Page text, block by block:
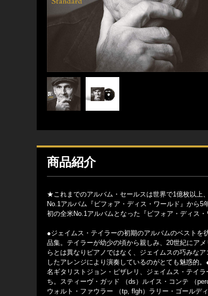
商品紹介
★これまでのアルバム・セールスは世界で1億枚以上
No.1アルバム『ビフォア・ディス・ワールド』から5
初の全米No.1アルバムとなった『ビフォア・ディス
●ジェイムス・テイラーの初期のアルバムのベスト
品集。テイラーが幼少の頃から親しみ、20世紀にア
らとは異なりピアノではなく、ジェイムスの巧みな
したアレンジにより演奏しているのがとても魅惑的
名ギタリストジョン・ピザレリ、ジェイムス・テイ
ち。スティーヴ・ガッド （ds）ルイス・コンテ （
ウォルト・ファウラー （tp, flgh）ラリー・ゴールデ